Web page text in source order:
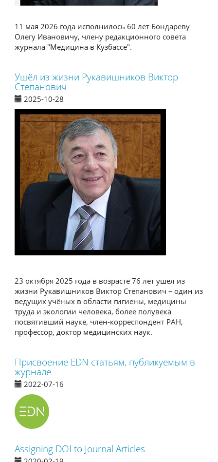
11 мая 2026 года исполнилось 60 лет Бондареву
Олегу Ивановичу, члену редакционного совета
журнала "Медицина в Кузбассе".
Ушёл из жизни Рукавишников Виктор
Степанович
2025-10-28
23 октября 2025 года в возрасте 76 лет ушёл из
жизни Рукавишников Виктор Степанович – один из
ведущих учёных в области гигиены, медицины
труда и экологии человека, более полувека
посвятивший науке, член-корреспондент РАН,
профессор, доктор медицинских наук.
Присвоение EDN статьям, публикуемым в
журнале
2022-07-16
Assigning DOI to Journal Articles